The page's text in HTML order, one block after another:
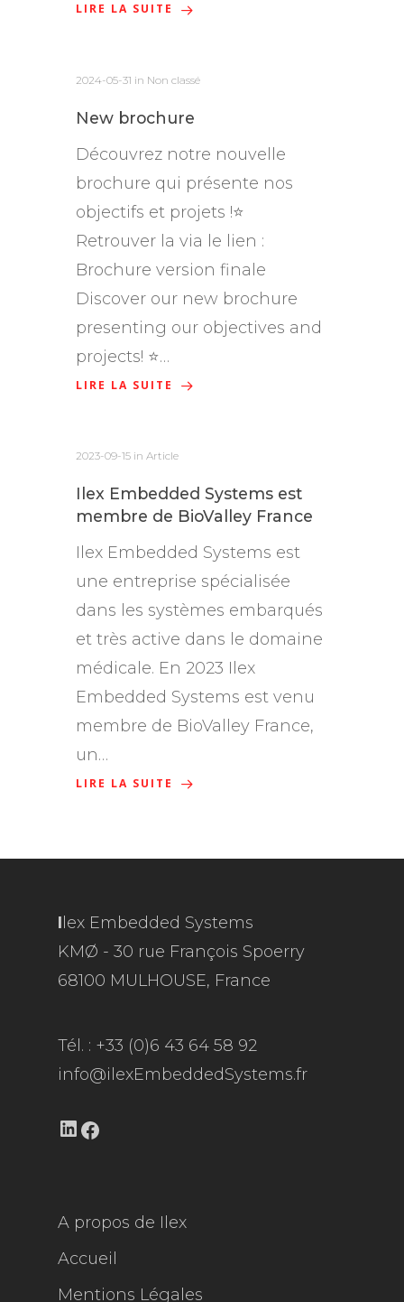
LIRE LA SUITE
2024-05-31 in Non classé
New brochure
Découvrez notre nouvelle
brochure qui présente nos
objectifs et projets !⭐
Retrouver la via le lien :
Brochure version finale
Discover our new brochure
presenting our objectives and
projects! ⭐…
LIRE LA SUITE
2023-09-15 inArticle
Ilex Embedded Systems est
membre de BioValley France
Ilex Embedded Systems est
une entreprise spécialisée
dans les systèmes embarqués
et très active dans le domaine
médicale. En 2023 Ilex
Embedded Systems est venu
membre de BioValley France,
un…
LIRE LA SUITE
I lex Embedded Systems
KMØ - 30 rue François Spoerry
68100 MULHOUSE, France
Tél. : +33 (0)6 43 64 58 92
info@ilexEmbeddedSystems.fr
LinkedIn
A propos de Ilex
Accueil
Mentions Légales